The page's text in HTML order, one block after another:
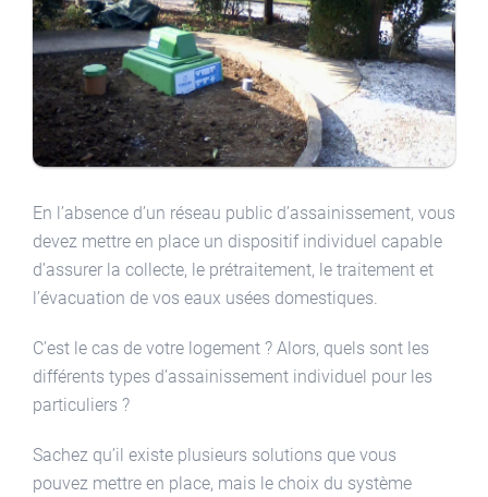
En l’absence d’un réseau public d’assainissement, vous
devez mettre en place un dispositif individuel capable
d’assurer la collecte, le prétraitement, le traitement et
l’évacuation de vos eaux usées domestiques.
C’est le cas de votre logement ? Alors, quels sont les
différents types d’assainissement individuel pour les
particuliers ?
Sachez qu’il existe plusieurs solutions que vous
pouvez mettre en place, mais le choix du système